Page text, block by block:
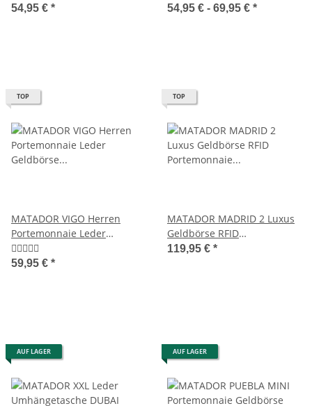
54,95 € * 54,95 € - 69,95 € *
TOP
MATADOR VIGO Herren
Portemonnaie Leder
Geldbörse Brieftasche RFID
59,95 € *
TOP
MATADOR MADRID 2 Luxus
Geldbörse RFID
Portemonnaie Damen
119,95 € *
AUF LAGER AUF LAGER